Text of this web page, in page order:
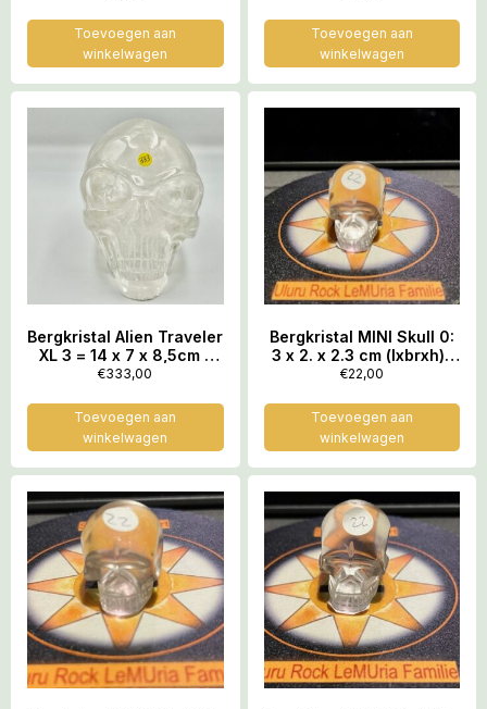
de LeMUria Regenboog
Toevoegen aan
winkelwagen
Toevoegen aan
winkelwagen
Bergkristal Alien Traveler
XL 3 = 14 x 7 x 8,5cm –
1013 gram
€333,00
Toevoegen aan
winkelwagen
Bergkristal MINI Skull 0:
3 x 2. x 2.3 cm (lxbrxh)-
23 gram
€22,00
Toevoegen aan
winkelwagen